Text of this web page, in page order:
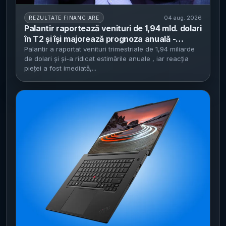
REZULTATE FINANCIARE 04 aug. 2026
Palantir raportează venituri de 1,94 mld. dolari
în T2 și își majorează prognoza anuală -
creștere puternică pe contracte
guvernamentale, în pofida criticilor legate de
Gaza
Palantir a raportat venituri trimestriale de 1,94 miliarde
de dolari și și-a ridicat estimările anuale , iar reacția
pieței a fost imediată,...